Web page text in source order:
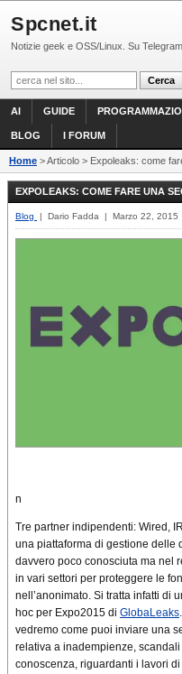
Spcnet.it
Notizie geek e OSS/Linux. Su
AI GUIDE
BLOG I FORUM
Home > Articolo > Expoleaks: come
EXPOLEAKS: COME FARE UNA
Blog | Dario Fadda | Marzo 22, 2015
n
Tre partner indipendenti: Wired,
una piattaforma di gestione delle
davvero poco conosciuta ma nel
in vari settori per proteggere le
nell’anonimato. Si tratta infatti di
hoc per Expo2015 di GlobaLeaks
vedremo come puoi inviare una
relativa a inadempienze,
conoscenza, riguardanti i lavori